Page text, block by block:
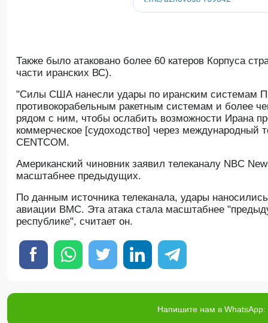
Также было атаковано более 60 катеров Корпуса
части иранских ВС).
"Силы США нанесли удары по иранским системам
противокорабельным ракетным системам и более
рядом с ним, чтобы ослабить возможности Ирана
коммерческое [судоходство] через международный
CENTCOM.
Американский чиновник заявил телеканалу NBC
масштабнее предыдущих.
По данным источника телеканала, удары
авиации ВМС. Эта атака стала масштабнее
республике", считает он.
Напишите нам в